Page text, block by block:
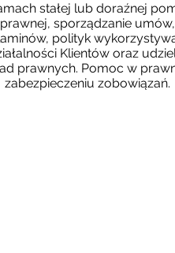
stałej lub doraźnej
prawnej, sporządzanie umów,
polityk
Klientów oraz
prawnych. Pomoc w
zabezpieczeniu zobowiązań.